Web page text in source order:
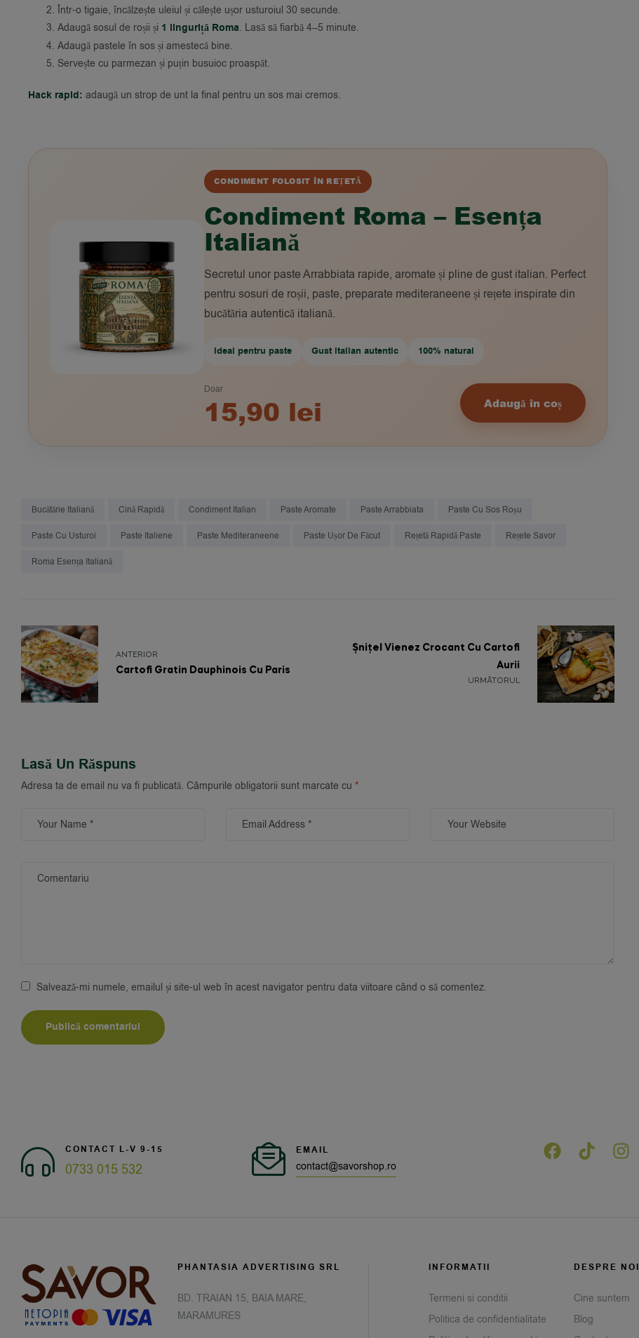
Într-o tigaie, încălzește uleiul și călește ușor usturoiul 30 secunde.
Adaugă sosul de roșii și 1 linguriță Roma. Lasă să fiarbă 4–5 minute.
Adaugă pastele în sos și amestecă bine.
Servește cu parmezan și puțin busuioc proaspăt.
Hack rapid: adaugă un strop de unt la final pentru un sos mai cremos.
CONDIMENT FOLOSIT ÎN REȚETĂ
Condiment Roma – Esența
Italiană
Secretul unor paste Arrabbiata rapide, aromate și pline de gust italian. Perfect
pentru sosuri de roșii, paste, preparate mediteraneene și rețete inspirate din
bucătăria autentică italiană.
Ideal pentru paste Gust italian autentic 100% natural
Doar
15,90 lei Adaugă în coș
Bucătărie Italiană Cină Rapidă Condiment Italian Paste Aromate Paste Arrabbiata Paste Cu Sos Roșu
Paste Cu Usturoi Paste Italiene Paste Mediteraneene Paste Ușor De Făcut Rețetă Rapidă Paste Rețete Savor
Roma Esența Italiană
ANTERIOR
Cartofi Gratin Dauphinois Cu Paris
URMĂTORUL
Șnițel Vienez Crocant Cu Cartofi
Aurii
Lasă Un Răspuns
Adresa ta de email nu va fi publicată. Câmpurile obligatorii sunt marcate cu *
Salvează-mi numele, emailul și site-ul web în acest navigator pentru data viitoare când o să comentez.
CONTACT L-V 9-15
0733 015 532
EMAIL
contact@savorshop.ro
PHANTASIA ADVERTISING SRL
BD. TRAIAN 15, BAIA MARE,
MARAMURES
INFORMATII
Termeni si conditii
Politica de confidentialitate
DESPRE NOI
Cine suntem
Blog